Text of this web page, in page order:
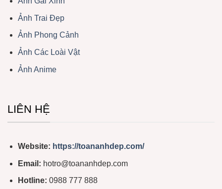
Ảnh Trai Đẹp
Ảnh Phong Cảnh
Ảnh Các Loài Vật
Ảnh Anime
LIÊN HỆ
Website: https://toananhdep.com/
Email: hotro@toananhdep.com
Hotline: 0988 777 888